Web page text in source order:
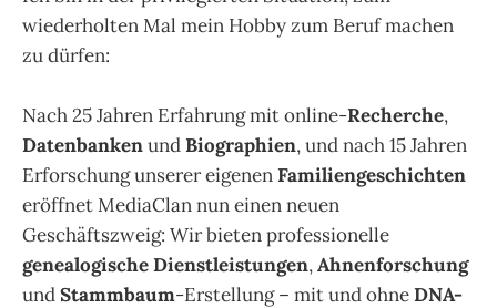
wiederholten Mal mein Hobby zum Beruf machen
zu dürfen:
Nach 25 Jahren Erfahrung mit online-Recherche,
DatenbankenundBiographien, und nach 15 Jahren
Erforschung unserer eigenenFamiliengeschichten
eröffnet MediaClan nun einen neuen
Geschäftszweig: Wir bieten professionelle
genealogische Dienstleistungen,Ahnenforschung
undStammbaum-Erstellung – mit und ohneDNA-